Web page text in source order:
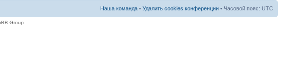
Наша команда • Удалить cookies конференции • Часовой пояс: UTC
Group